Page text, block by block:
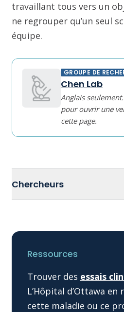
travaillant tous vers un
ne regrouper qu’un seul
équipe.
GROUPE DE
Chen Lab
Anglais
pour ouvrir une
cette page.
Chercheurs
Ressources
Trouver des essais
L’Hôpital d’Ottawa
cette maladie ou ce